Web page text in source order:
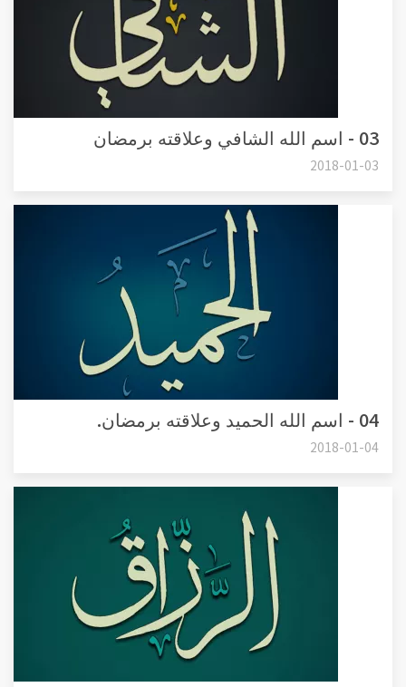
03 - اسم الله الشافي وعلاقته برمضان
2018-01-03
04 - اسم الله الحميد وعلاقته برمضان.
2018-01-04